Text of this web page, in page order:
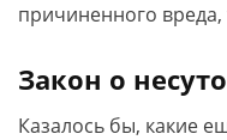
причиненного вреда,
Закон о
Казалось бы, какие